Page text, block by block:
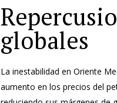
globales
La inestabilidad en Oriente
aumento en los precios del